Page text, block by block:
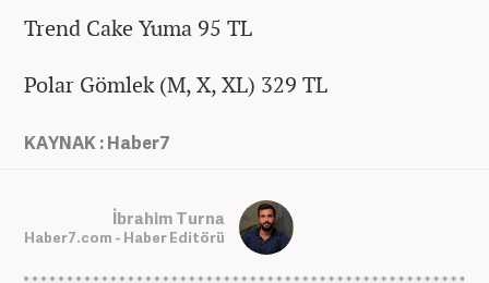
Trend Cake Yuma 95 TL
Polar Gömlek (M, X, XL) 329 TL
KAYNAK : Haber7
İbrahim Turna
Haber7.com - Haber Editörü